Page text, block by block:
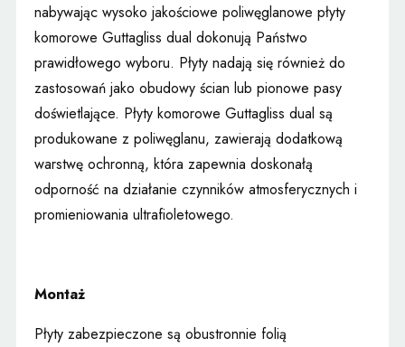
nabywając wysoko jakościowe poliwęglanowe płyty
komorowe Guttagliss dual dokonują Państwo
prawidłowego wyboru. Płyty nadają się również do
zastosowań jako obudowy ścian lub pionowe pasy
doświetlające. Płyty komorowe Guttagliss dual są
produkowane z poliwęglanu, zawierają dodatkową
warstwę ochronną, która zapewnia doskonałą
odporność na działanie czynników atmosferycznych i
promieniowania ultrafioletowego.
Montaż
Płyty zabezpieczone są obustronnie folią